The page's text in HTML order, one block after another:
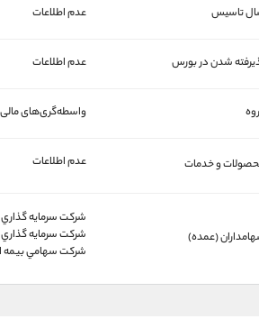
تاسیس عدم اطلاعات
شدن در بورس عدم اطلاعات
واسطه‌گری‌های
و خدمات عدم اطلاعات
(عمده)
شركت سرمايه گذاري
شركت سرمايه گذاري
شركت سهامي بيمه